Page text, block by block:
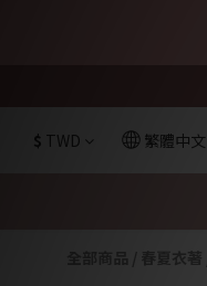
$ TWD 繁體中文
春夏衣著